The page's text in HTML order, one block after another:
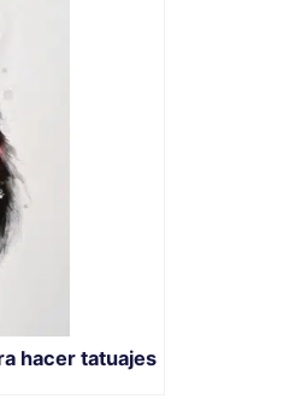
hacer tatuajes